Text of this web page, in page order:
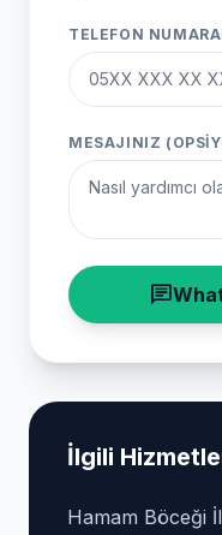
TELEFON
MESAJINIZ
chat
İlgili
Hamam Böceği